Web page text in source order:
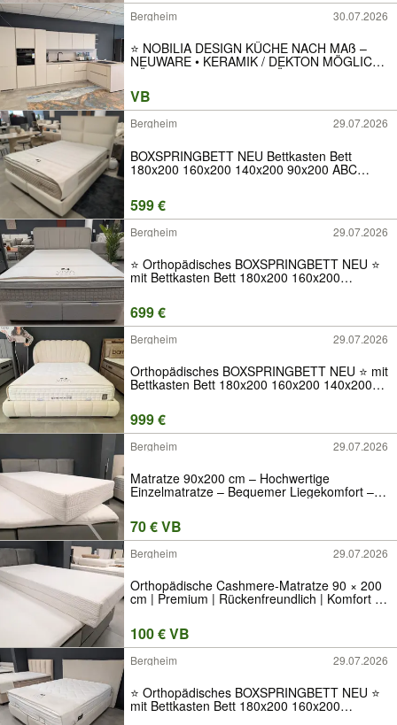
Bergheim 30.07.2026
⭐️ NOBILIA DESIGN KÜCHE NACH MAß –
NEUWARE • KERAMIK / DEKTON MÖGLICH
KÜCHENSTUDIO INSELKÜCHE
EINBAUKÜCHE KÜCHENMÖBEL SIEMENS
BOSCH NEFF MIELE AEG BEKO BACKOFEN
HERDPLATTE KÜHLSCHRANK⭐️
VB
Bergheim 29.07.2026
BOXSPRINGBETT NEU Bettkasten Bett
180x200 160x200 140x200 90x200 ABC
Angebot Samt Ecksofa Sofa
599 €
Bergheim 29.07.2026
⭐️ Orthopädisches BOXSPRINGBETT NEU ⭐
mit Bettkasten Bett 180x200 160x200
Stauraum Ratenkauf Neuware Luxus Stoff
Samt Modern Hotel ABC Qualität Angebot H2
H3 H4
699 €
Bergheim 29.07.2026
Orthopädisches BOXSPRINGBETT NEU ⭐ mit
Bettkasten Bett 180x200 160x200 140x200
Ratenkauf Neuware ABC Luxus Stoff Samt
Qualität Angebot H2 H3 H4 Modern Hotel
999 €
Bergheim 29.07.2026
Matratze 90x200 cm – Hochwertige
Einzelmatratze – Bequemer Liegekomfort –
Neu – Für Einzelbett, Jugendbett, Gästebett
& Schlafzimmer
70 € VB
Bergheim 29.07.2026
Orthopädische Cashmere-Matratze 90 × 200
cm | Premium | Rückenfreundlich | Komfort |
Hochwertige Matratze | Einzelbett | Top
Zustand
100 € VB
Bergheim 29.07.2026
⭐️ Orthopädisches BOXSPRINGBETT NEU ⭐
mit Bettkasten Bett 180x200 160x200